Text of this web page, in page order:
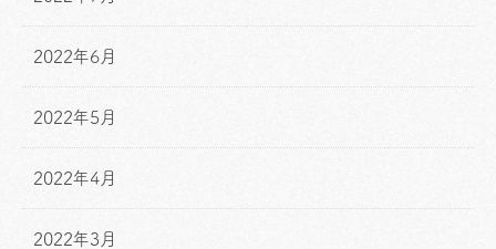
2022年6月
2022年5月
2022年4月
2022年3月